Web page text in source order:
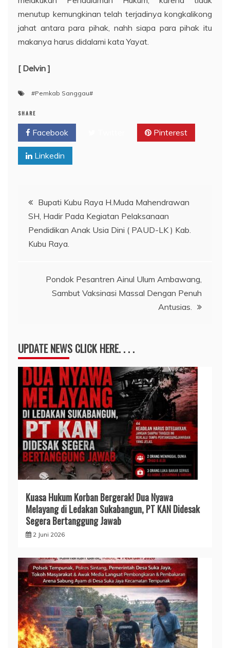
menutup kemungkinan telah terjadinya kongkalikong
jahat antara para pihak, nahh siapa para pihak itu
makanya harus didalami kata Yayat.
[ Delvin ]
#Pemkab Sanggau#
SHARE
Facebook Pinterest
Linkedin
Navigasi
pos
Bupati Kubu Raya H.Muda Mahendrawan
SH, Hadir Pada Kegiatan Pelaksanaan
Pendidikan Anak Usia Dini ( PAUD-LK ) Kab.
Kubu Raya.
Pondok Pesantren Ainul Ulum Ambawang,
Sambut Vaksinasi Massal Dengan Penuh
Antusias.
UPDATE NEWS CLICK HERE. . . .
Kuasa Hukum Korban Bergerak! Dua Nyawa
Melayang di Ledakan Sukabangun, PT KAN Didesak
Segera Bertanggung Jawab
2 Juni 2026